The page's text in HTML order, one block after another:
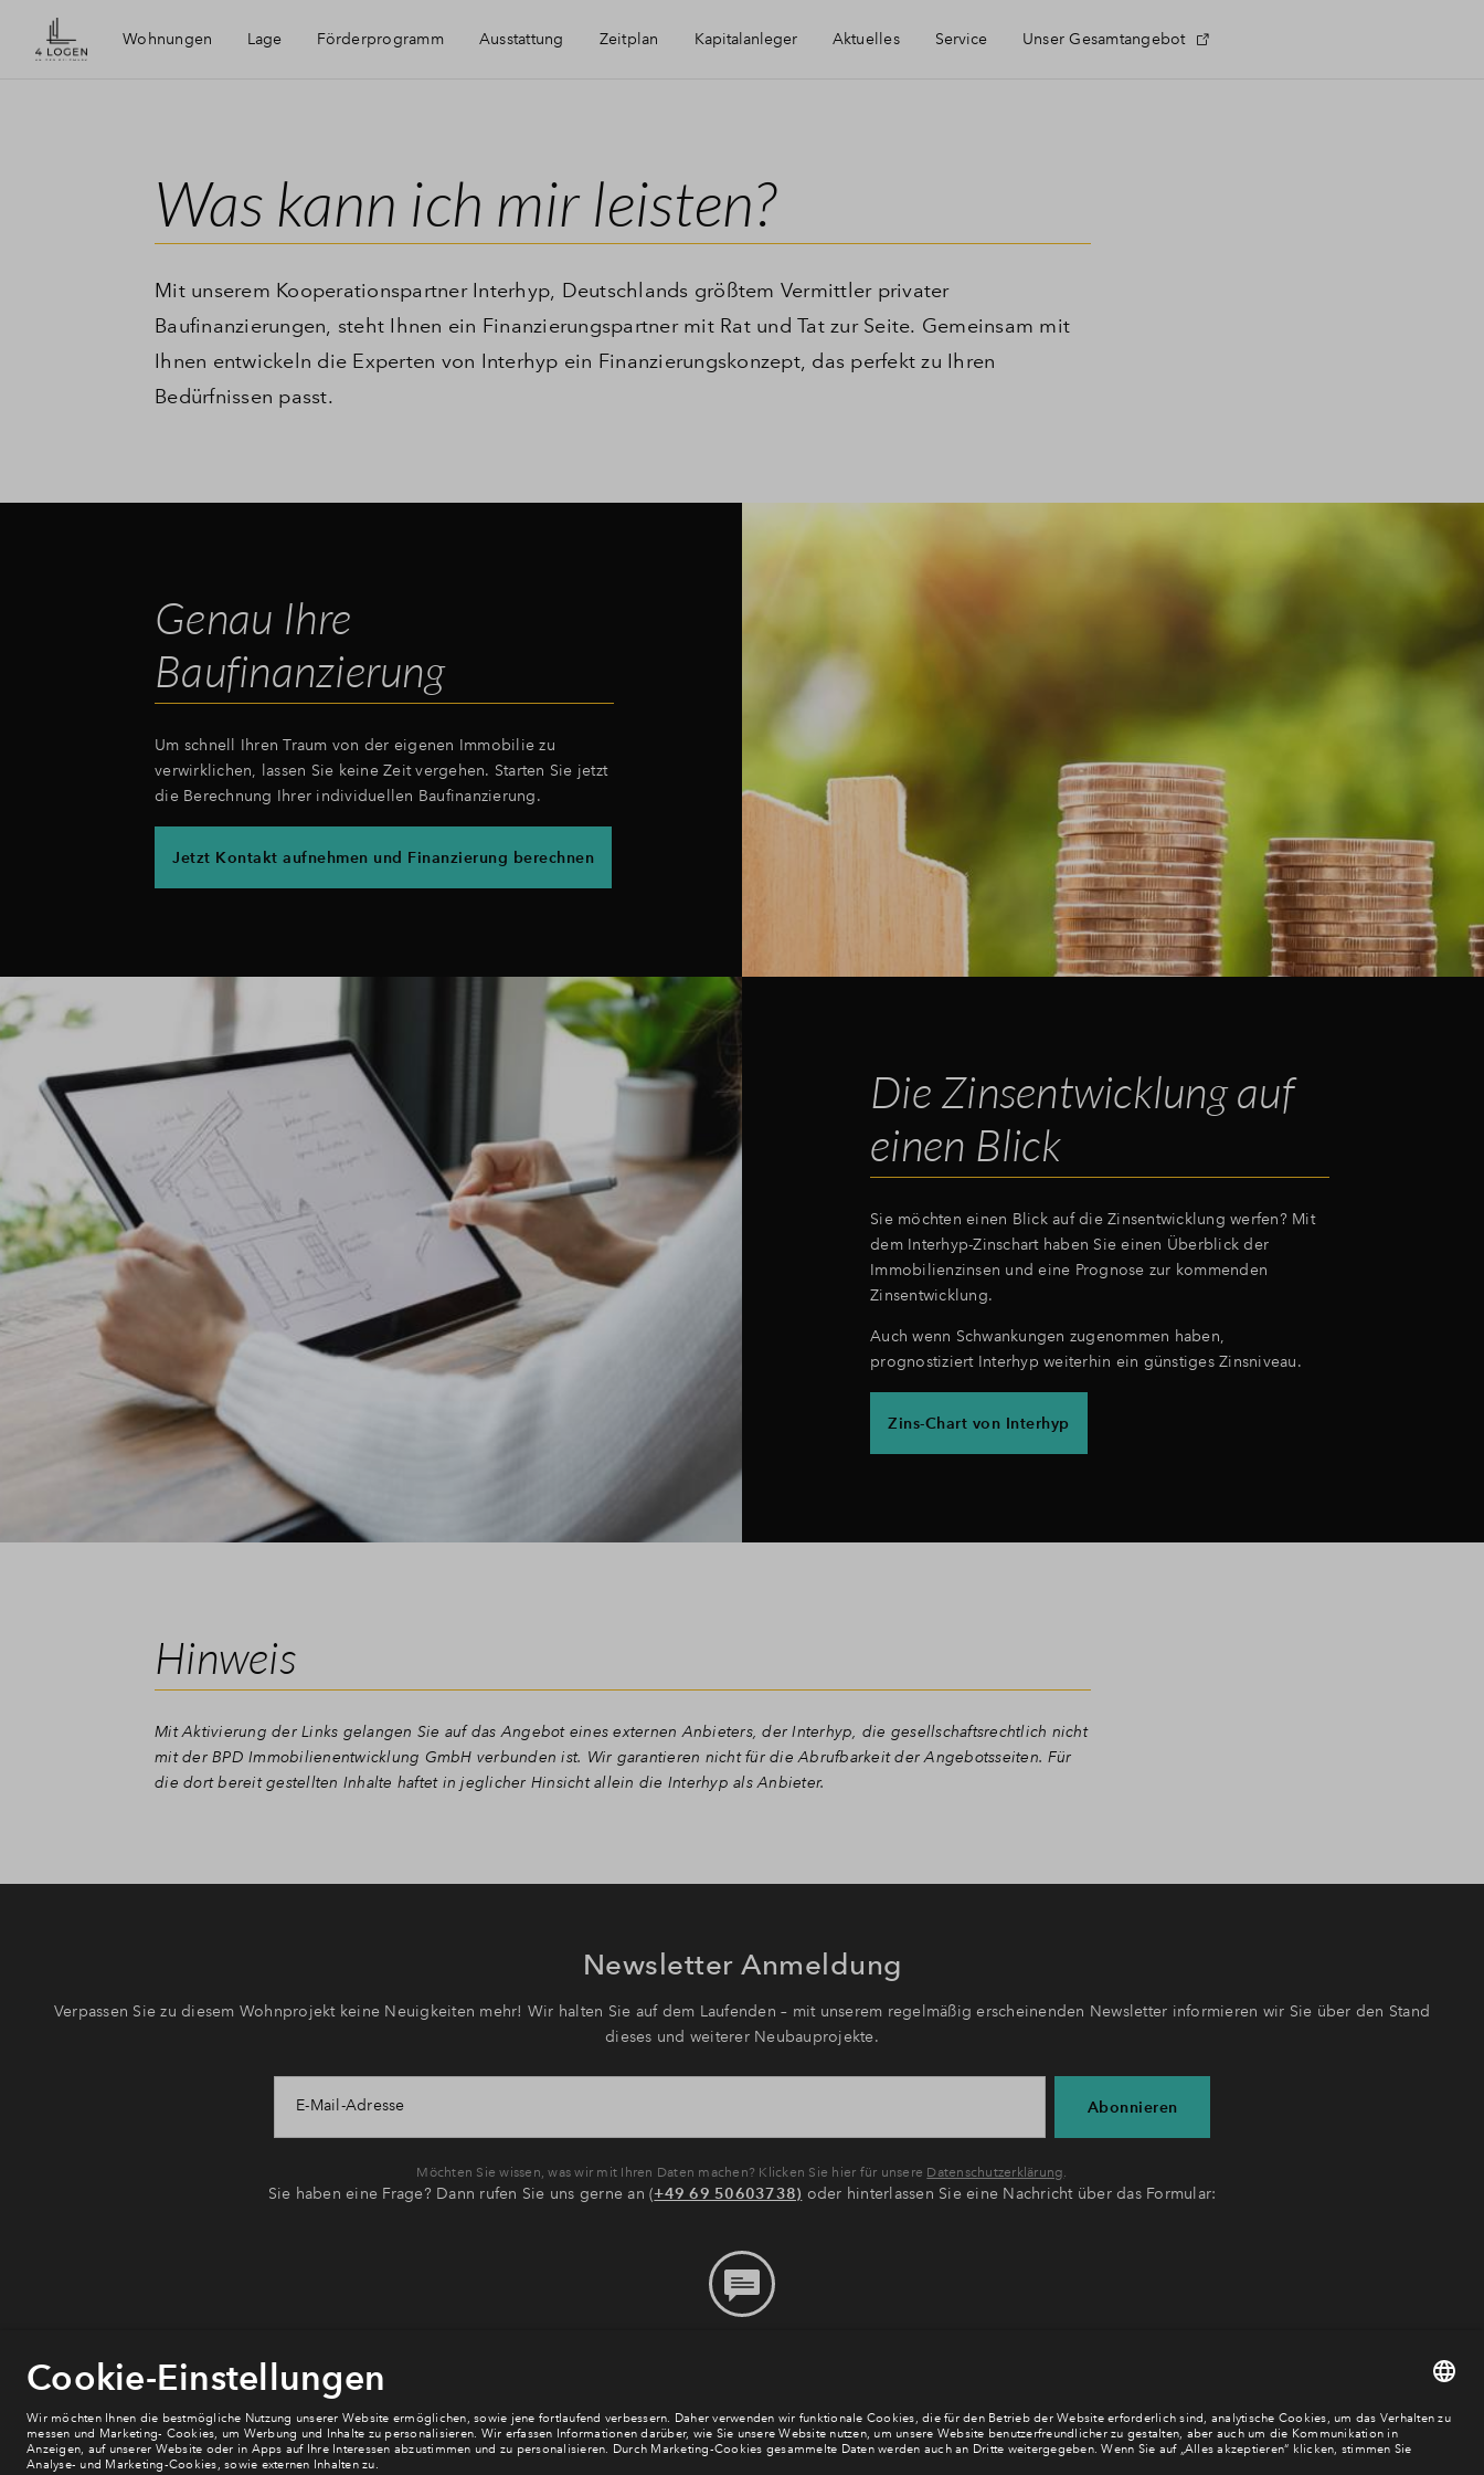
Wohnungen Lage
Bochum
Förderprogramm Ausstattung Zeitplan Kapitalanleger
AfA Beispielrechnung
Aktuelles Service
Kontakt
Unser Gesamtangebot
Was kann ich mir leisten?
Mit unserem Kooperationspartner Interhyp, Deutschlands größtem Vermittler privater
Baufinanzierungen, steht Ihnen ein Finanzierungspartner mit Rat und Tat zur Seite. Gemeinsam mit
Ihnen entwickeln die Experten von Interhyp ein Finanzierungskonzept, das perfekt zu Ihren
Bedürfnissen passt.
Genau Ihre
Baufinanzierung
Um schnell Ihren Traum von der eigenen Immobilie zu
verwirklichen, lassen Sie keine Zeit vergehen. Starten Sie jetzt
die Berechnung Ihrer individuellen Baufinanzierung.
Jetzt Kontakt aufnehmen und Finanzierung berechnen
Die Zinsentwicklung auf
einen Blick
Sie möchten einen Blick auf die Zinsentwicklung werfen? Mit
dem Interhyp-Zinschart haben Sie einen Überblick der
Immobilienzinsen und eine Prognose zur kommenden
Zinsentwicklung.
Auch wenn Schwankungen zugenommen haben,
prognostiziert Interhyp weiterhin ein günstiges Zinsniveau.
Zins-Chart von Interhyp
Hinweis
Mit Aktivierung der Links gelangen Sie auf das Angebot eines externen Anbieters, der Interhyp, die gesellschaftsrechtlich nicht
mit der BPD Immobilienentwicklung GmbH verbunden ist. Wir garantieren nicht für die Abrufbarkeit der Angebotsseiten. Für
die dort bereit gestellten Inhalte haftet in jeglicher Hinsicht allein die Interhyp als Anbieter.
Newsletter Anmeldung
Verpassen Sie zu diesem Wohnprojekt keine Neuigkeiten mehr! Wir halten Sie auf dem Laufenden – mit unserem regelmäßig erscheinenden Newsletter informieren wir Sie über den Stand
dieses und weiterer Neubauprojekte.
E-Mail-Adresse Abonnieren
Möchten Sie wissen, was wir mit Ihren Daten machen? Klicken Sie hier für unsere Datenschutzerklärung.
Sie haben eine Frage? Dann rufen Sie uns gerne an (+49 69 50603738) oder hinterlassen Sie eine Nachricht über das Formular: